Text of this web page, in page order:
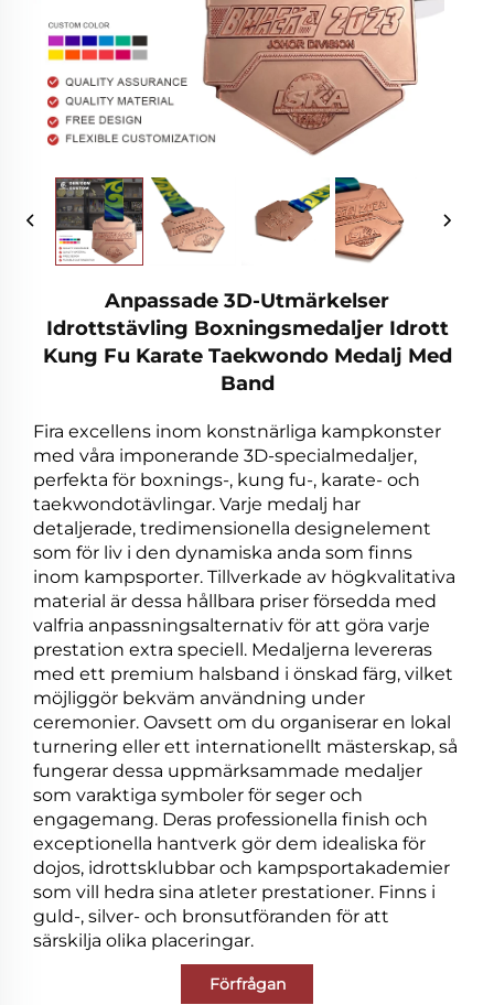
Anpassade 3D-Utmärkelser
Idrottstävling Boxningsmedaljer Idrott
Kung Fu Karate Taekwondo Medalj Med
Band
Fira excellens inom konstnärliga kampkonster
med våra imponerande 3D-specialmedaljer,
perfekta för boxnings-, kung fu-, karate- och
taekwondotävlingar. Varje medalj har
detaljerade, tredimensionella designelement
som för liv i den dynamiska anda som finns
inom kampsporter. Tillverkade av högkvalitativa
material är dessa hållbara priser försedda med
valfria anpassningsalternativ för att göra varje
prestation extra speciell. Medaljerna levereras
med ett premium halsband i önskad färg, vilket
möjliggör bekväm användning under
ceremonier. Oavsett om du organiserar en lokal
turnering eller ett internationellt mästerskap, så
fungerar dessa uppmärksammade medaljer
som varaktiga symboler för seger och
engagemang. Deras professionella finish och
exceptionella hantverk gör dem idealiska för
dojos, idrottsklubbar och kampsportakademier
som vill hedra sina atleter prestationer. Finns i
guld-, silver- och bronsutföranden för att
särskilja olika placeringar.
Förfrågan